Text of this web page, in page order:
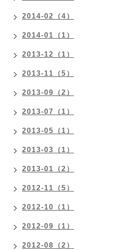
2014-02（4）
2014-01（1）
2013-12（1）
2013-11（5）
2013-09（2）
2013-07（1）
2013-05（1）
2013-03（1）
2013-01（2）
2012-11（5）
2012-10（1）
2012-09（1）
2012-08（2）